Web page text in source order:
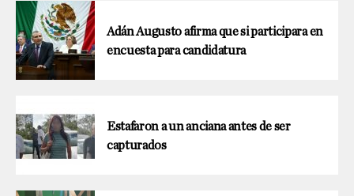
Adán Augusto afirma que si participara en
encuesta para candidatura
Estafaron a un anciana antes de ser
capturados